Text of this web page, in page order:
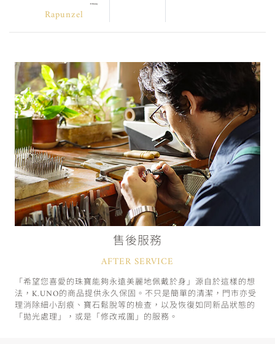
Rapunzel
售後服務
AFTER SERVICE
「希望您喜愛的珠寶能夠永遠美麗地佩戴於身」源自於這樣的想
法，K.UNO的商品提供永久保固。不只是簡單的清潔，門市亦受
理消除細小刮痕、寶石鬆脫等的檢查，以及恢復如同新品狀態的
「拋光處理」，或是「修改戒圍」的服務。